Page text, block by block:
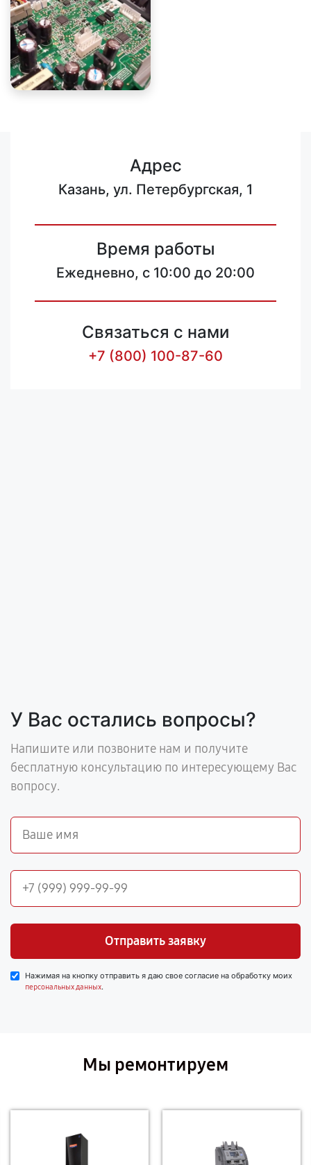
Адрес
Казань, ул. Петербургская, 1
Время работы
Ежедневно, с 10:00 до 20:00
Связаться с нами
+7 (800) 100-87-60
У Вас остались вопросы?
Напишите или позвоните нам и получите
бесплатную консультацию по интересующему Вас
вопросу.
Отправить заявку
Нажимая на кнопку отправить я даю свое согласие на обработку моих
персональных данных.
Мы ремонтируем